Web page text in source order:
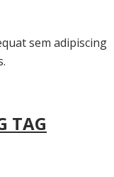
sem adipiscing
TAG